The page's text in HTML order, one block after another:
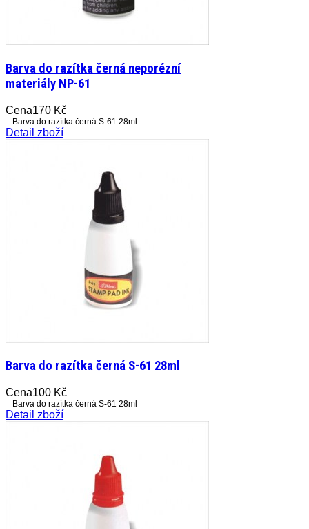
Barva do razítka černá neporézní
materiály NP-61
Cena170 Kč
Barva do razítka černá S-61 28ml
Detail zboží
Barva do razítka černá S-61 28ml
Cena100 Kč
Barva do razítka černá S-61 28ml
Detail zboží